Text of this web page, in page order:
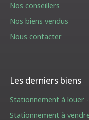
Nos conseillers
Nos biens vendus
Nous contacter
Les derniers biens
Stationnement à louer
Stationnement à